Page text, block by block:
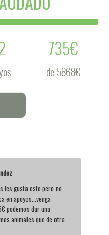
735€
de 5868€
les gusta esto pero no
en apoyos...venga
podemos dar una
animales que de otra